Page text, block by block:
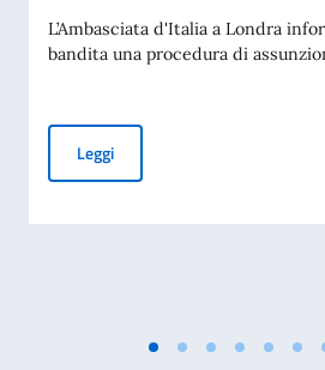
L’Ambasciata d'Italia a Londra
bandita una procedura di
LeggiAVVISO ASSUNZIONE DI 1